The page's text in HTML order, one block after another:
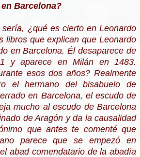
Barcelona?
¿qué es cierto en Leonardo
libros que explican que Leonardo
en Barcelona. Él desaparece de
y aparece en Milán en 1483.
esos dos años? Realmente
el hermano del bisabuelo de
en Barcelona, el escudo de
mucho al escudo de Barcelona
de Aragón y da la causalidad
que antes te comenté que
parece que se empezó en
abad comendatario de la abadía